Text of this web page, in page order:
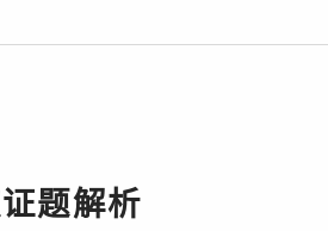
题解析